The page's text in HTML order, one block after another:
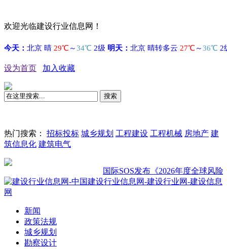
欢迎光临建设行业信息网！
设为首页 加入收藏
搜索
热门搜索： 招标投标 城乡规划 工程建设 工程机械 房地产 建
筑信息化 建筑电气
国际SOS发布《2026年度全球风险展望
新闻
政策法规
城乡规划
勘察设计